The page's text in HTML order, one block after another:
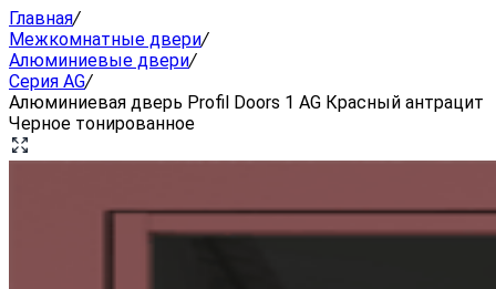
Главная/
Межкомнатные двери/
Алюминиевые двери/
Серия AG/
Алюминиевая дверь Profil Doors 1 AG Красный антрацит
Черное тонированное